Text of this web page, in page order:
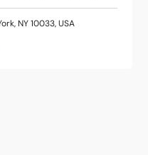
NY 10033, USA